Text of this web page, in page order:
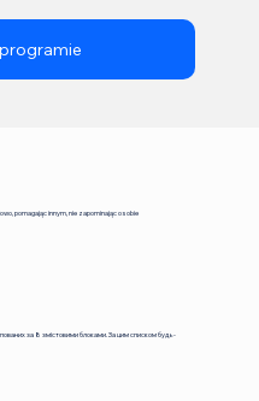
pomagając innym, nie zapominając o sobie
за 8 змістовими блоками. За цим списком будь-